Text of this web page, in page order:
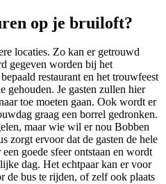
op je bruiloft?
locaties. Zo kan er getrouwd
gegeven worden bij het
restaurant en het trouwfeest
gehouden. Je gasten zullen hier
toe moeten gaan. Ook wordt er
graag een borrel gedronken.
maar wie wil er nou Bobben
zorgt ervoor dat de gasten de hele
goede sfeer ontstaan en wordt
dag. Het echtpaar kan er voor
de bus te rijden, of zelf ook plaats